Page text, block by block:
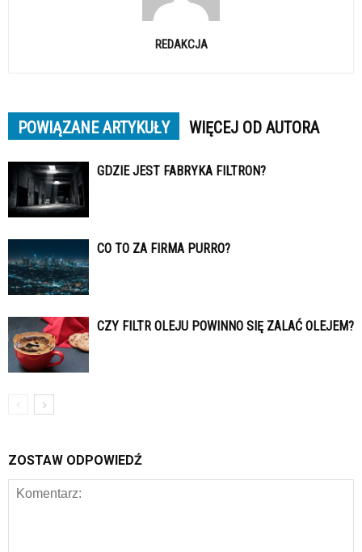
REDAKCJA
POWIĄZANE ARTYKUŁY WIĘCEJ OD AUTORA
GDZIE JEST FABRYKA FILTRON?
CO TO ZA FIRMA PURRO?
CZY FILTR OLEJU POWINNO SIĘ ZALAĆ OLEJEM?
ZOSTAW ODPOWIEDŹ